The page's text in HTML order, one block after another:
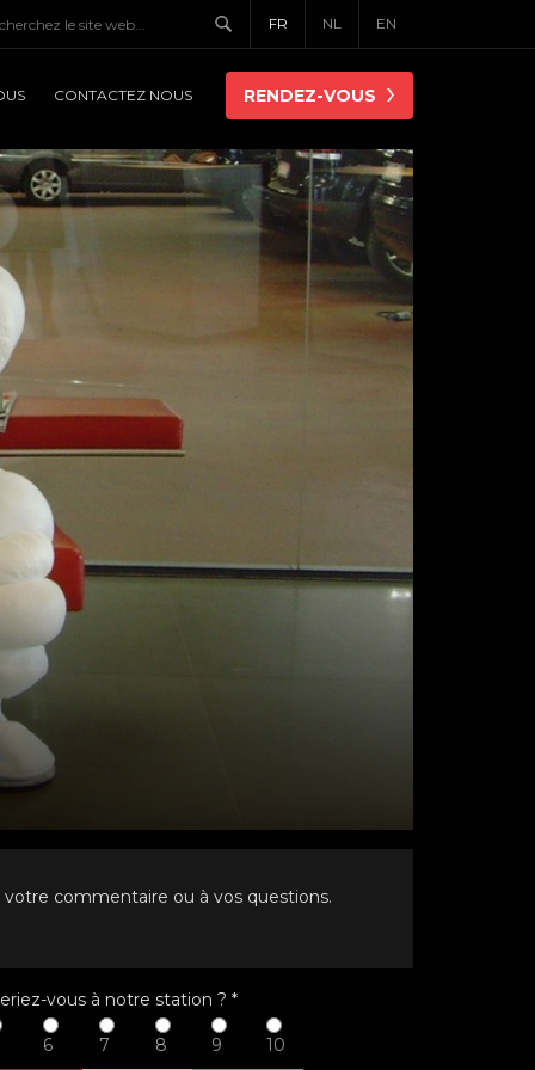
FR NL EN
CONTACTEZ NOUS RENDEZ-VOUS
commentaire ou à vos questions.
vous à notre station ? *
6 7 8 9 10